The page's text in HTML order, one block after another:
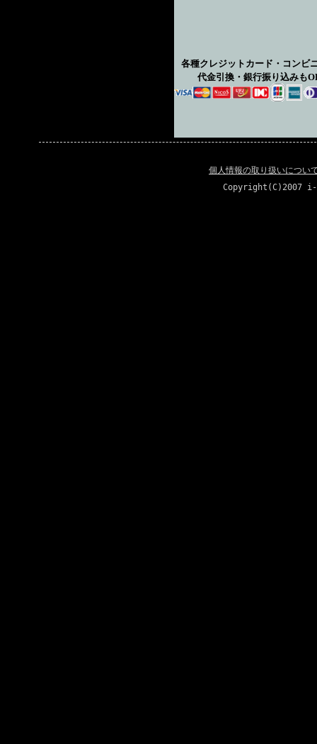
各種クレジットカード・コンビ
代金引換・銀行振り込みも
個人情報の取り扱いについ
Copyright(C)2007